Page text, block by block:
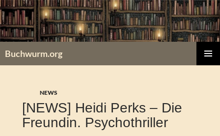
Zum
Inhalt
springen
Buchwurm.org
NEWS
[NEWS] Heidi Perks – Die
Freundin. Psychothriller